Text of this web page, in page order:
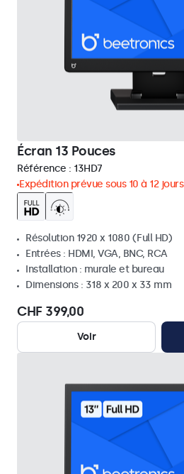
Écran 13 Pouces
Référence : 13HD7
Expédition prévue sous 10 à 12 jours
Résolution 1920 x 1080 (Full HD)
Entrées : HDMI, VGA, BNC, RCA
Installation : murale et bureau
Dimensions : 318 x 200 x 33 mm
CHF 399,00
Voir